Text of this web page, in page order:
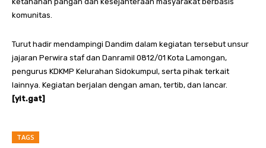
komunitas.
Turut hadir mendampingi Dandim dalam kegiatan tersebut unsur
jajaran Perwira staf dan Danramil 0812/01 Kota Lamongan,
pengurus KDKMP Kelurahan Sidokumpul, serta pihak terkait
lainnya. Kegiatan berjalan dengan aman, tertib, dan lancar.
[yit.gat]
TAGS